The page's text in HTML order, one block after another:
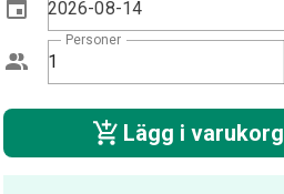
Personer
Lägg i varukorg